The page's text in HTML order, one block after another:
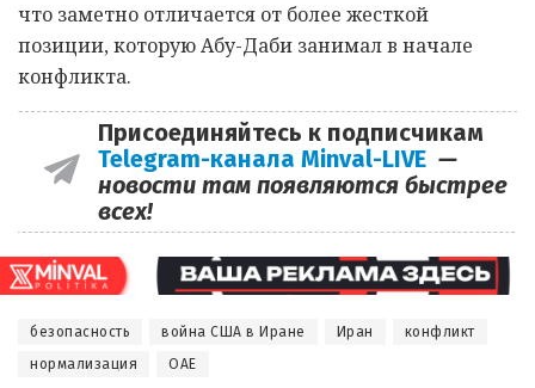
что заметно отличается от более жесткой
позиции, которую Абу-Даби занимал в начале
конфликта.
Присоединяйтесь к подписчикам
Telegram-канала Minval-LIVE —
новости там появляются быстрее
всех!
безопасность война США в Иране Иран
конфликт
нормализация
ОАЕ